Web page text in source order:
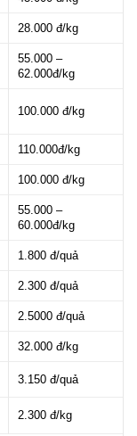
28.000 đ/kg
55.000 –
62.000đ/kg
100.000 đ/kg
110.000đ/kg
100.000 đ/kg
55.000 –
60.000đ/kg
1.800 đ/quả
2.300 đ/quả
2.5000 đ/quả
32.000 đ/kg
3.150 đ/quả
2.300 đ/kg